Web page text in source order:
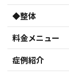
◆整体
料金メニュー
症例紹介